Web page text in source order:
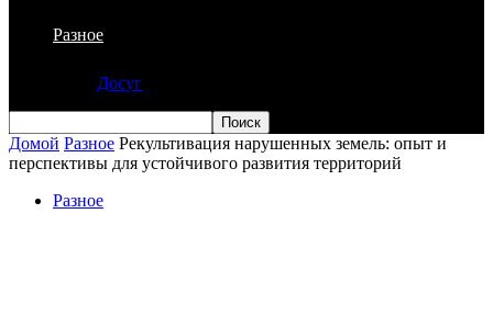
Разное
Досуг
Домой Разное Рекультивация нарушенных земель: опыт и
перспективы для устойчивого развития территорий
Разное